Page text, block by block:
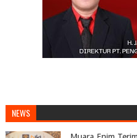
NEWS